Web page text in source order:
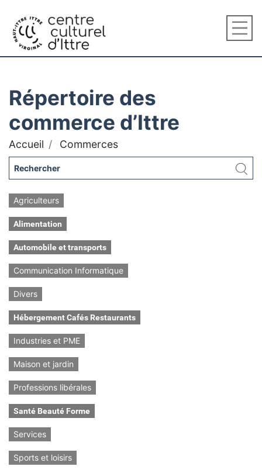
Répertoire des
commerce d’Ittre
Accueil Commerces
Agriculteurs
Alimentation
Automobile et transports
Communication Informatique
Divers
Hébergement Cafés Restaurants
Industries et PME
Maison et jardin
Professions libérales
Santé Beauté Forme
Services
Sports et loisirs